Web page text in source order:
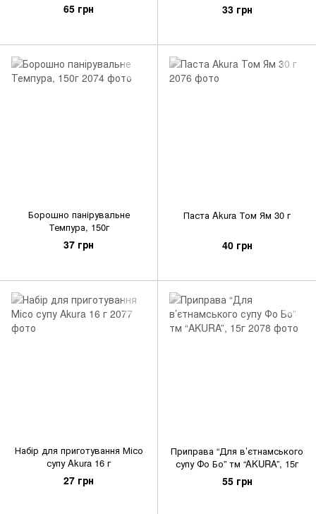
65 грн 33 грн
Борошно панірувальне
Темпура, 150г
37 грн
Паста Akura Том Ям 30 г
40 грн
Набір для приготування Місо
супу Akura 16 г
27 грн
Приправа “Для в’єтнамського
супу Фо Бо” тм “AKURA”, 15г
55 грн